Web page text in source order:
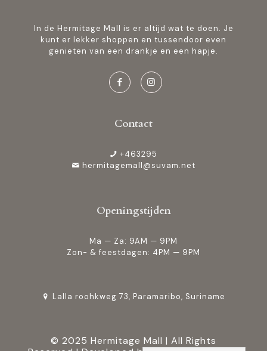
In de Hermitage Mall is er altijd wat te doen. Je
kunt er lekker shoppen en tussendoor even
genieten van een drankje en een hapje.
Contact
+463295
hermitagemall@suvam.net
Openingstijden
Ma — Za: 9AM — 9PM
Zon- & feestdagen: 4PM — 9PM
Lalla roohkweg 73, Paramaribo, Suriname
© 2025 Hermitage Mall | All Rights